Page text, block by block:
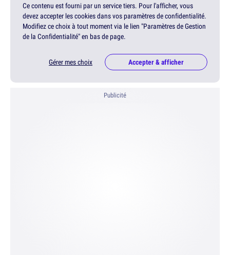
Ce contenu est fourni par un service tiers. Pour l'afficher, vous
devez accepter les cookies dans vos paramètres de confidentialité.
Modifiez ce choix à tout moment via le lien "Paramètres de Gestion
de la Confidentialité" en bas de page.
Gérer mes choix Accepter & afficher
Publicité